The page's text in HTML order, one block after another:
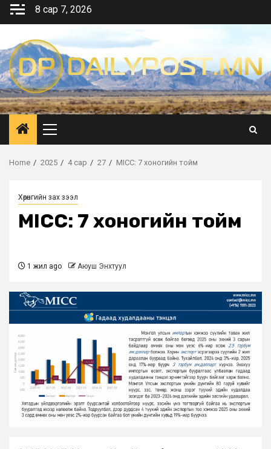
Skip
8 сар 7, 2026
Primary
Menu
Home 2025 4 сар 27 MICC: 7 хоногийн тойм
Хөрөнгийн зах зээл
MICC: 7 хоногийн тойм
1 жил ago Аюуш Энхтуул